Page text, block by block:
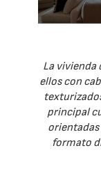
La
ellos con
principal
orientadas
formato